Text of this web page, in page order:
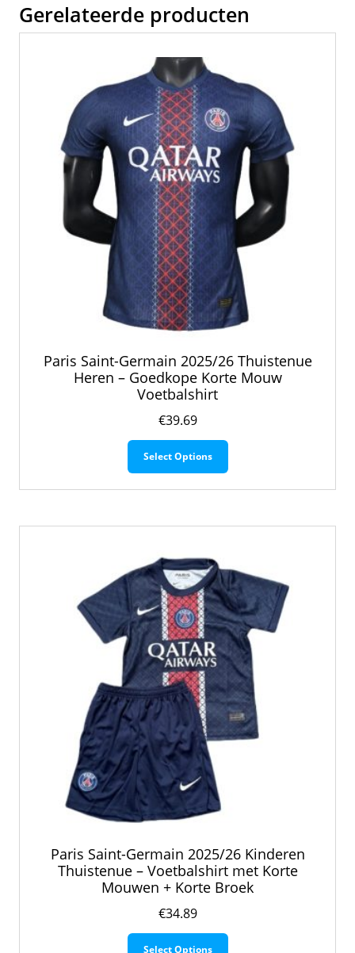
Gerelateerde producten
Paris Saint-Germain 2025/26 Thuistenue
Heren – Goedkope Korte Mouw
Voetbalshirt
€39.69
Select Options
Dit
Deze
kan
gekozen
worden
op
de
productpagina
Paris Saint-Germain 2025/26 Kinderen
Thuistenue – Voetbalshirt met Korte
Mouwen + Korte Broek
€34.89
Select Options
Dit